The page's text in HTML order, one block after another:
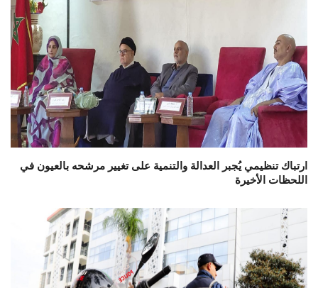
ارتباك تنظيمي يُجبر العدالة والتنمية على تغيير مرشحه بالعيون في
اللحظات الأخيرة